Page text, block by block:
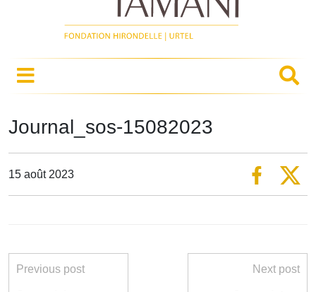
Journal_sos-15082023
15 août 2023
Previous post Next post